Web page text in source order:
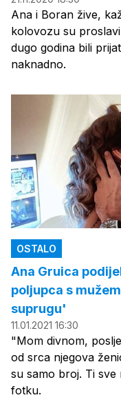
Ana i Boran žive,
kolovozu su
dugo godina bili
naknadno.
OSTALO
Ana Gruica
poljupca s
suprugu'
11.01.2021 16:30
"Mom divnom,
od srca njegova
su samo broj. Ti sve
fotku.